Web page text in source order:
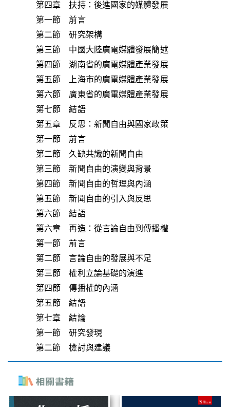
第四章 扶持：後進國家的媒體發展
第一節 前言
第二節 研究架構
第三節 中國大陸廣電媒體發展簡述
第四節 湖南省的廣電媒體產業發展
第五節 上海市的廣電媒體產業發展
第六節 廣東省的廣電媒體產業發展
第七節 結語
第五章 反思：新聞自由與國家政策
第一節 前言
第二節 久缺共識的新聞自由
第三節 新聞自由的演變與背景
第四節 新聞自由的哲理與內涵
第五節 新聞自由的引入與反思
第六節 結語
第六章 再造：從言論自由到傳播權
第一節 前言
第二節 言論自由的發展與不足
第三節 權利立論基礎的演進
第四節 傳播權的內涵
第五節 結語
第七章 結論
第一節 研究發現
第二節 檢討與建議